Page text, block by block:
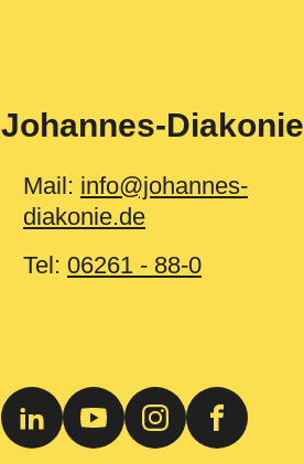
Johannes-Diakonie
Mail: info@johannes-
diakonie.de
Tel: 06261 - 88-0